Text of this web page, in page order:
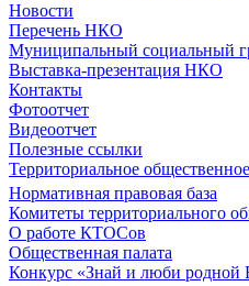
Новости
Перечень НКО
Муниципальный социальный
Выставка-презентация НКО
Контакты
Фотоотчет
Видеоотчет
Полезные ссылки
Территориальное
Нормативная правовая база
Комитеты территориального
О работе КТОСов
Общественная палата
Конкурс «Знай и люби родной